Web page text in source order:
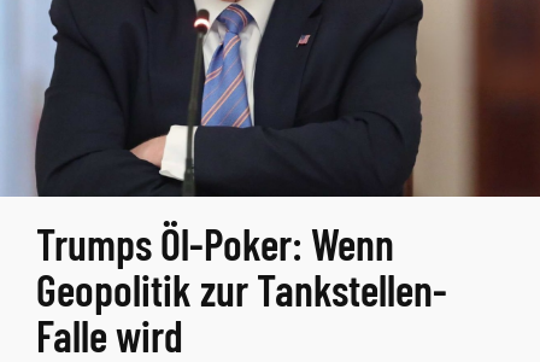
Trumps Öl-Poker: Wenn
Geopolitik zur Tankstellen-
Falle wird